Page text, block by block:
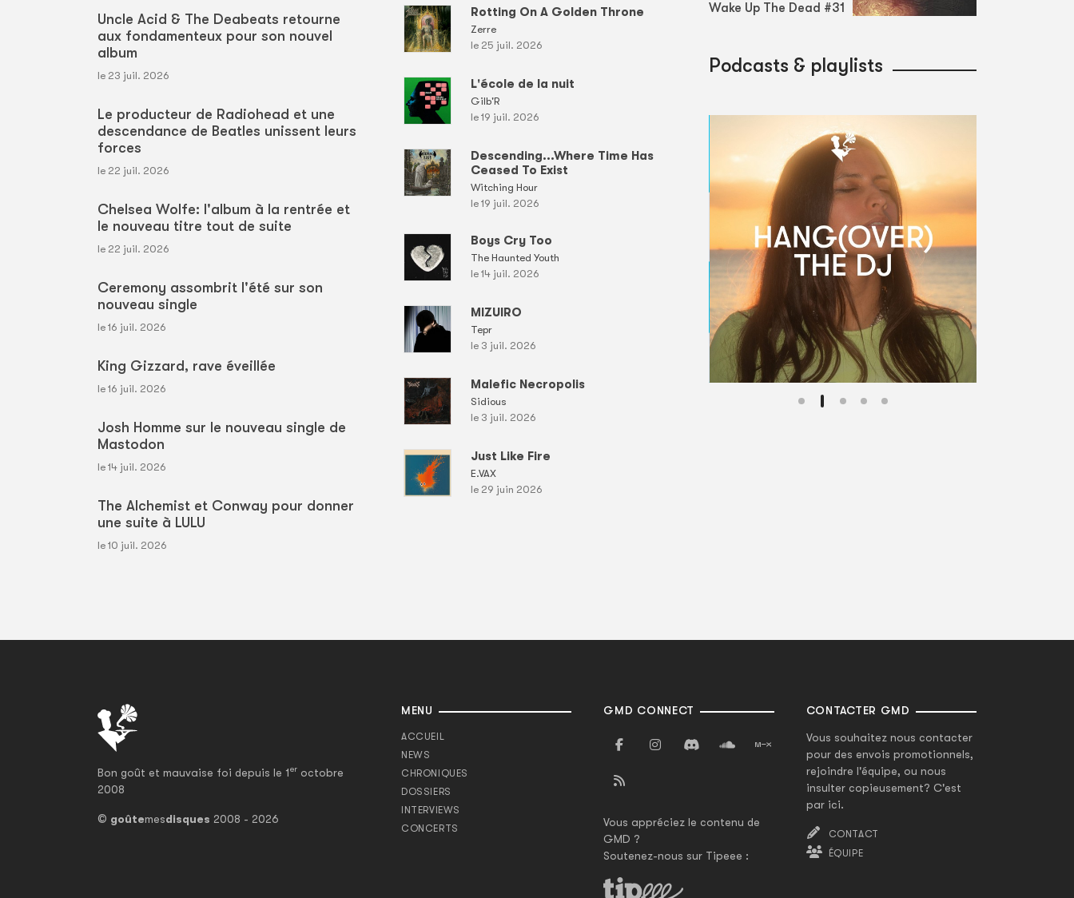
Uncle Acid & The Deabeats retourne
aux fondamenteux pour son nouvel
album
le 23 juil. 2026
Le producteur de Radiohead et une
descendance de Beatles unissent leurs
forces
le 22 juil. 2026
Chelsea Wolfe: l'album à la rentrée et
le nouveau titre tout de suite
le 22 juil. 2026
Ceremony assombrit l'été sur son
nouveau single
le 16 juil. 2026
King Gizzard, rave éveillée
le 16 juil. 2026
Josh Homme sur le nouveau single de
Mastodon
le 14 juil. 2026
The Alchemist et Conway pour donner
une suite à LULU
le 10 juil. 2026
Rotting On A Golden Throne
Zerre
le 25 juil. 2026
L'école de la nuit
Gilb'R
le 19 juil. 2026
Descending...Where Time Has
Ceased To Exist
Witching Hour
le 19 juil. 2026
Boys Cry Too
The Haunted Youth
le 14 juil. 2026
MIZUIRO
Tepr
le 3 juil. 2026
Malefic Necropolis
Sidious
le 3 juil. 2026
Just Like Fire
E.VAX
le 29 juin 2026
Wake Up The Dead #31
Podcasts & playlists
Bon goût et mauvaise foi depuis le 1er octobre
2008
© goûtemesdisques 2008 - 2026
MENU
ACCUEIL
NEWS
CHRONIQUES
DOSSIERS
INTERVIEWS
CONCERTS
GMD CONNECT
Vous appréciez le contenu de
GMD ?
Soutenez-nous sur Tipeee :
CONTACTER GMD
Vous souhaitez nous contacter
pour des envois promotionnels,
rejoindre l'équipe, ou nous
insulter copieusement? C'est
par ici.
CONTACT
ÉQUIPE